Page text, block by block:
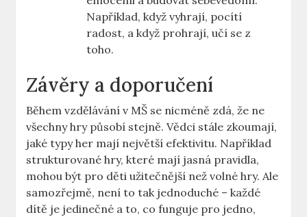
Například, když vyhrají, pocítí
radost, a když prohrají, učí se z
toho.
Závěry a doporučení
Během vzdělávání v MŠ se nicméně zdá, že ne
všechny hry působí stejně. Vědci stále zkoumají,
jaké typy her mají největší efektivitu. Například
strukturované hry, které mají jasná pravidla,
mohou být pro děti užitečnější než volné hry. Ale
samozřejmě, není to tak jednoduché – každé
dítě je jedinečné a to, co funguje pro jedno,